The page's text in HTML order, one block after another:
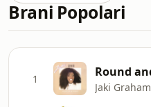
Brani Popolari
1
Jaki Graham